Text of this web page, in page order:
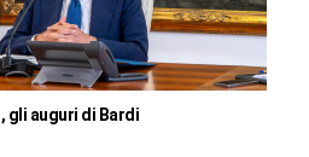
gli auguri di Bardi